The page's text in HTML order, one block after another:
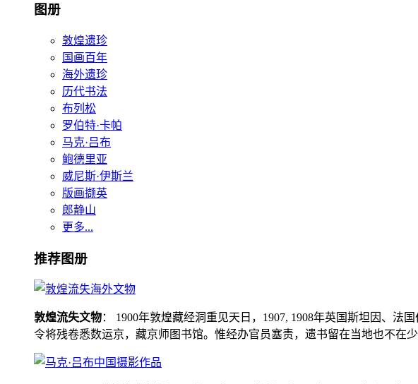
图册
敦煌遗珍
国画百年
海外遗珍
历代书法
布列松
罗伯特·卡帕
马克·吕布
鲍德里亚
威尼斯·伊斯兰
版画撷英
郎静山
更多...
推荐图册
敦煌流失文物： 1900年敦煌藏经洞重见天日，1907, 1908年英国斯坦因、法
令将残卷悉数运京，藏京师图书馆。惟经办官员塞责，遗书留在当地也不在